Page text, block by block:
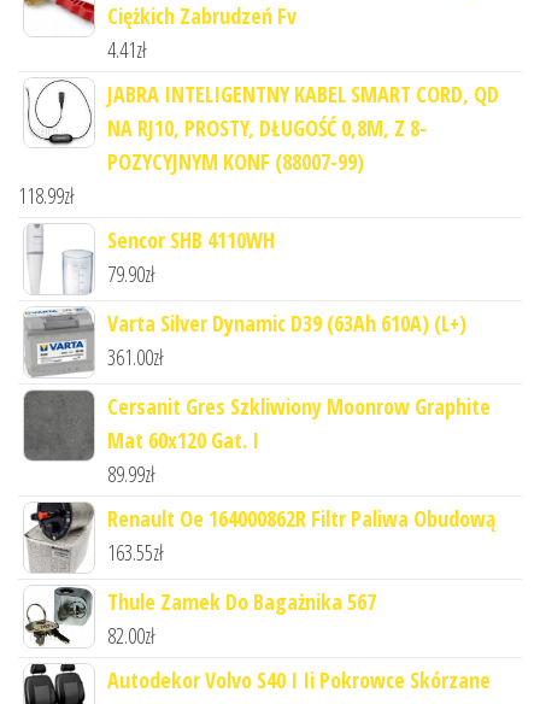
Ciężkich Zabrudzeń Fv
4.41zł
JABRA INTELIGENTNY KABEL SMART CORD, QD
NA RJ10, PROSTY, DŁUGOŚĆ 0,8M, Z 8-
POZYCYJNYM KONF (88007-99)
118.99zł
Sencor SHB 4110WH
79.90zł
Varta Silver Dynamic D39 (63Ah 610A) (L+)
361.00zł
Cersanit Gres Szkliwiony Moonrow Graphite
Mat 60x120 Gat. I
89.99zł
Renault Oe 164000862R Filtr Paliwa Obudową
163.55zł
Thule Zamek Do Bagażnika 567
82.00zł
Autodekor Volvo S40 I Ii Pokrowce Skórzane